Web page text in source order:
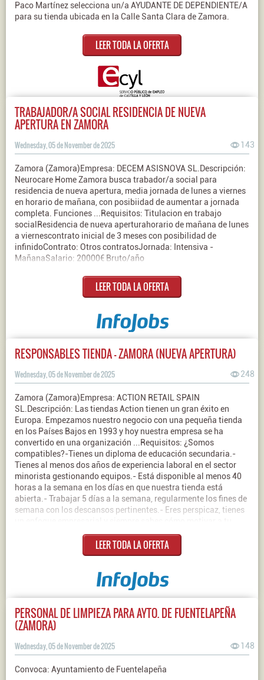
Paco Martínez selecciona un/a AYUDANTE DE DEPENDIENTE/A
para su tienda ubicada en la Calle Santa Clara de Zamora.
LEER TODA LA OFERTA
TRABAJADOR/A SOCIAL RESIDENCIA DE NUEVA
APERTURA EN ZAMORA
Wednesday, 05 de November de 2025 143
Zamora (Zamora)Empresa: DECEM ASISNOVA SL.Descripción:
Neurocare Home Zamora busca trabador/a social para
residencia de nueva apertura, media jornada de lunes a viernes
en horario de mañana, con posibiidad de aumentar a jornada
completa. Funciones ...Requisitos: Titulacion en trabajo
socialResidencia de nueva aperturahorario de mañana de lunes
a viernescontrato inicial de 3 meses con posibilidad de
infinidoContrato: Otros contratosJornada: Intensiva -
MañanaSalario: 20000€ Bruto/año
LEER TODA LA OFERTA
RESPONSABLES TIENDA - ZAMORA (NUEVA APERTURA)
Wednesday, 05 de November de 2025 248
Zamora (Zamora)Empresa: ACTION RETAIL SPAIN
SL.Descripción: Las tiendas Action tienen un gran éxito en
Europa. Empezamos nuestro negocio con una pequeña tienda
en los Países Bajos en 1993 y hoy nuestra empresa se ha
convertido en una organización ...Requisitos: ¿Somos
compatibles?-Tienes un diploma de educación secundaria.-
Tienes al menos dos años de experiencia laboral en el sector
minorista gestionando equipos.- Está disponible al menos 40
horas a la semana en los días en que nuestra tienda está
abierta.- Trabajar 5 días a la semana, regularmente los fines de
semana con los descansos pertinentes.- Eres perspicaz, tienes
equipo.- Cumples con los requisitos de la cultura empresarial
de Action: está orientado al cliente, respetas a los demás, te
gusta el trabajo en equipo, la disciplina y la sencillez y no te
incorporación de 8-10 semanas como parte de la formación,
perfectamente organizado por Action.Contrato:
IndefinidoJornada: Completa
LEER TODA LA OFERTA
PERSONAL DE LIMPIEZA PARA AYTO. DE FUENTELAPEÑA
(ZAMORA)
Wednesday, 05 de November de 2025 148
Convoca: Ayuntamiento de Fuentelapeña